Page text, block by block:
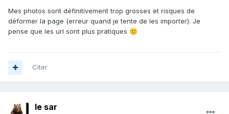
5. Toujours Antifer (76), ces motifs blancs incrustés dans la
pierre, 2cm. Un fragment d'oursin juste à côté.
->https://ibb.co/nM2wnr9
Merci beaucoup pour votre temps
Mes photos sont définitivement trop grosses et risques de
déformer la page (erreur quand je tente de les importer). Je
pense que les url sont plus pratiques 🙂
Citer
le sar